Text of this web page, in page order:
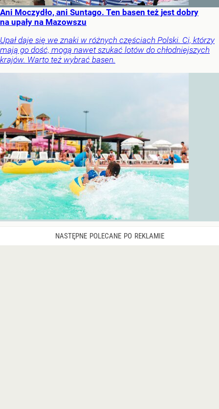
Ani Moczydło, ani Suntago. Ten basen też jest dobry
na upały na Mazowszu
Upał daje się we znaki w różnych częściach Polski. Ci, którzy
mają go dość, mogą nawet szukać lotów do chłodniejszych
krajów. Warto też wybrać basen.